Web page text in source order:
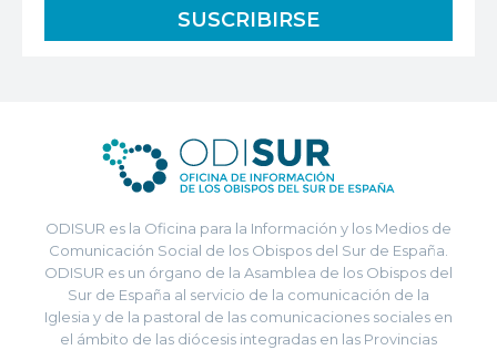
ODISUR es la Oficina para la Información y los Medios de
Comunicación Social de los Obispos del Sur de España.
ODISUR es un órgano de la Asamblea de los Obispos del
Sur de España al servicio de la comunicación de la
Iglesia y de la pastoral de las comunicaciones sociales en
el ámbito de las diócesis integradas en las Provincias